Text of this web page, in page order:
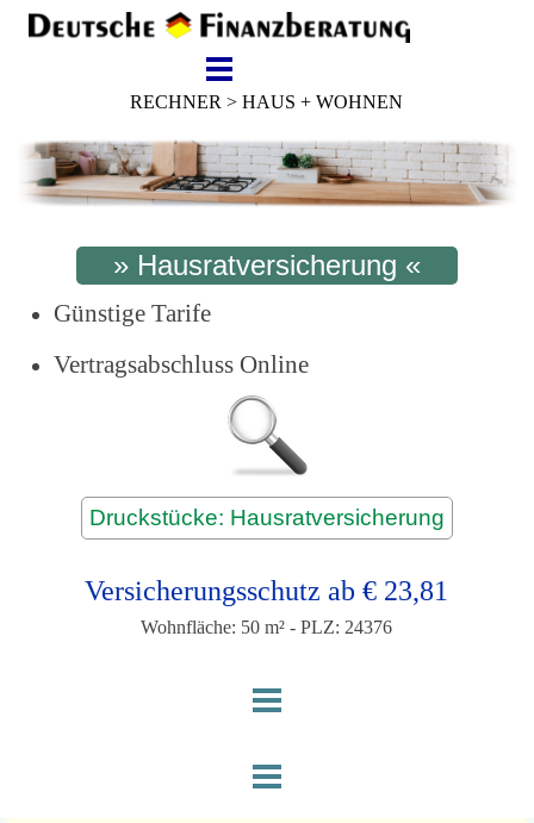
RECHNER > HAUS + WOHNEN
» Hausratversicherung «
Günstige Tarife
Vertragsabschluss Online
Druckstücke: Hausratversicherung
Versicherungsschutz ab € 23,81
Wohnfläche: 50 m² - PLZ: 24376